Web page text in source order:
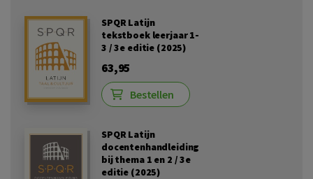
SPQR Latijn
tekstboek leerjaar 1-
3 / 3e editie (2025)
63,95
Bestellen
SPQR Latijn
docentenhandleiding
bij thema 1 en 2 / 3e
editie (2025)